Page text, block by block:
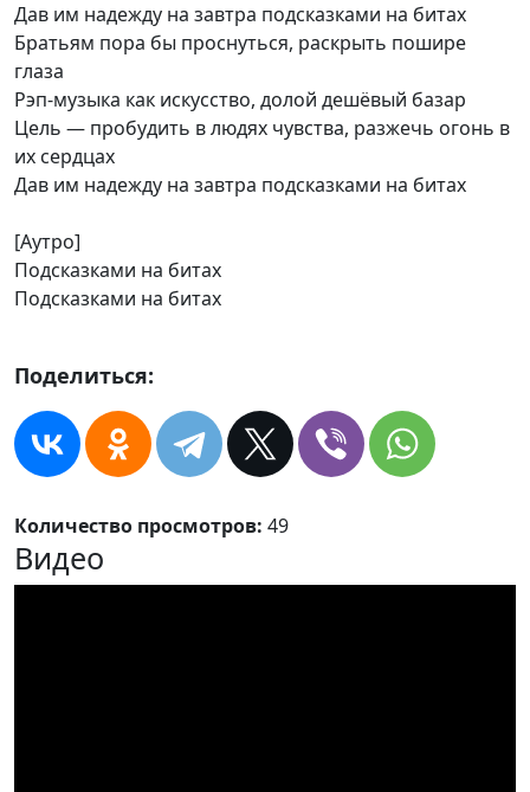
Дав им надежду на завтра подсказками на битах
Братьям пора бы проснуться, раскрыть пошире
глаза
Рэп-музыка как искусство, долой дешёвый базар
Цель — пробудить в людях чувства, разжечь огонь в
их сердцах
Дав им надежду на завтра подсказками на битах
[Аутро]
Подсказками на битах
Подсказками на битах
Поделиться:
Количество просмотров: 49
Видео